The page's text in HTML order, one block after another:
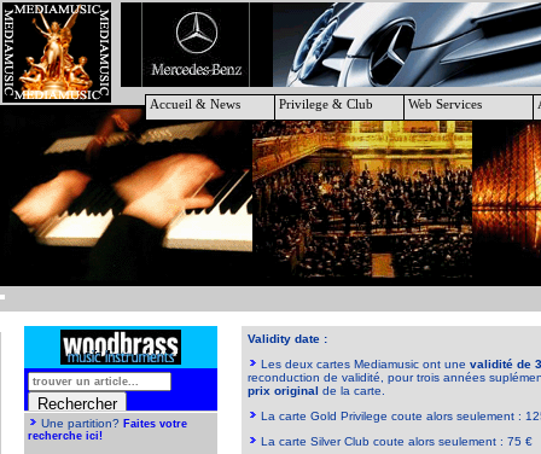
Validity date :
Les deux cartes Mediamusic ont une validité de
reconduction de validité, pour trois années
prix original de la carte.
La carte Gold Privilege coute alors seulement :
La carte Silver Club coute alors seulement : 75 €
Accueil & News Privilege & Club Web Services